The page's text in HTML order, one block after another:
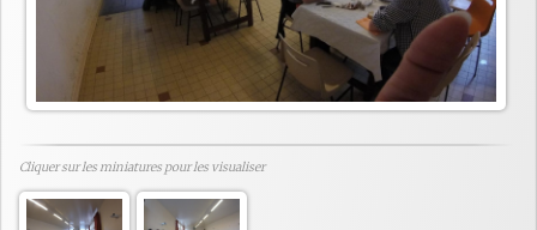
Cliquer sur les miniatures pour les visualiser